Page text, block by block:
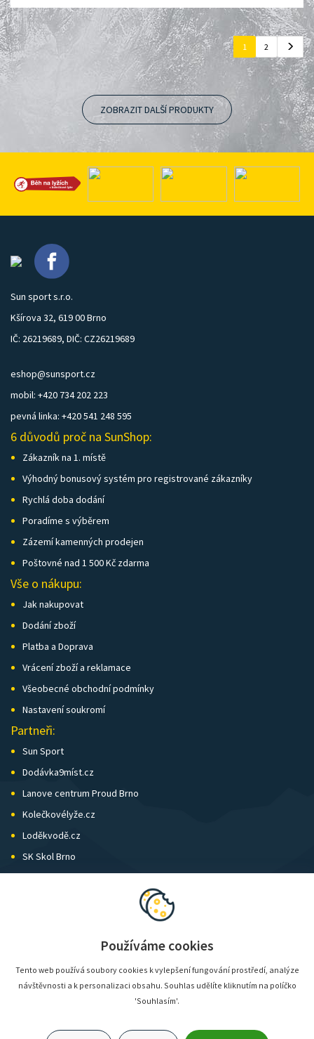
1 2
ZOBRAZIT DALŠÍ PRODUKTY
Sun sport s.r.o.
Kšírova 32, 619 00 Brno
IČ: 26219689, DIČ: CZ26219689
eshop@sunsport.cz
mobil: +420 734 202 223
pevná linka: +420 541 248 595
6 důvodů proč na SunShop:
Zákazník na 1. místě
Výhodný bonusový systém pro registrované zákazníky
Rychlá doba dodání
Poradíme s výběrem
Zázemí kamenných prodejen
Poštovné nad 1 500 Kč zdarma
Vše o nákupu:
Jak nakupovat
Dodání zboží
Platba a Doprava
Vrácení zboží a reklamace
Všeobecné obchodní podmínky
Nastavení soukromí
Partneři:
Sun Sport
Dodávka9míst.cz
Lanove centrum Proud Brno
Kolečkovélyže.cz
Loděkvodě.cz
SK Skol Brno
Biatlon Brno
Používáme cookies
Tento web používá soubory cookies k vylepšení fungování prostředí, analýze
návštěvnosti a k personalizaci obsahu. Souhlas udělíte kliknutím na políčko
'Souhlasím'.